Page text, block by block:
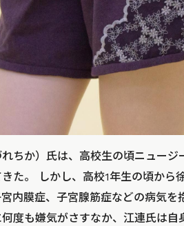
ちか）氏は、高校生の頃ニュージ
た。 しかし、高校1年生の頃か
内膜症、子宮腺筋症などの病気
度も嫌気がさすなか、江連氏は